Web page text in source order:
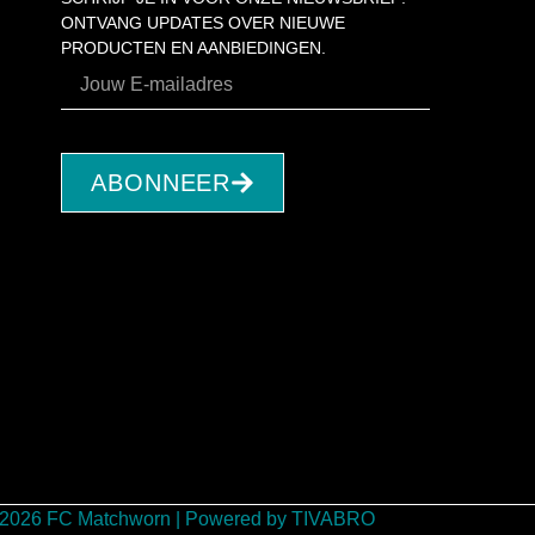
ONTVANG UPDATES OVER NIEUWE
PRODUCTEN EN AANBIEDINGEN.
ABONNEER
FC Matchworn | Powered by TIVABRO